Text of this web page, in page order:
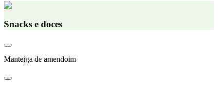
Snacks e doces
Manteiga de amendoim